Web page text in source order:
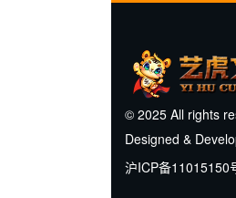
© 2025 All rights
Designed &
沪ICP备11015150